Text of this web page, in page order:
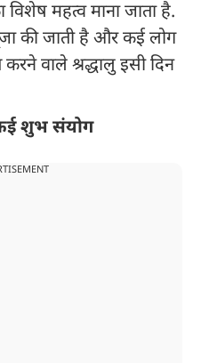
विशेष महत्व माना जाता है.
की जाती है और कई लोग
वाले श्रद्धालु इसी दिन
शुभ संयोग